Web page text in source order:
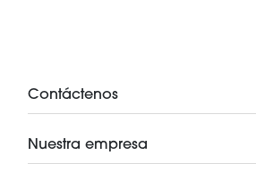
Contáctenos
Nuestra empresa